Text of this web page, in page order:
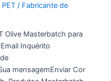
/ Fabricante de
Olive Masterbatch para
Inquérito
mensagemEnviar Cor